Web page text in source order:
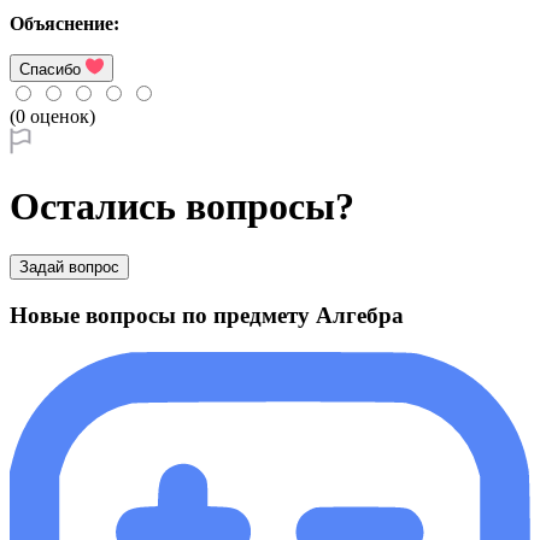
Объяснение:
Спасибо
(0 оценок)
Остались вопросы?
Задай вопрос
Новые вопросы по предмету Алгебра